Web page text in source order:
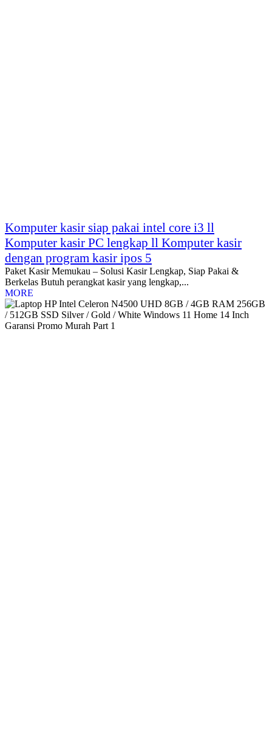
Komputer kasir siap pakai intel core i3 ll
Komputer kasir PC lengkap ll Komputer kasir
dengan program kasir ipos 5
Paket Kasir Memukau – Solusi Kasir Lengkap, Siap Pakai &
Berkelas Butuh perangkat kasir yang lengkap,...
MORE